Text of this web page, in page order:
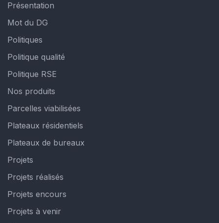
Présentation
Mot du DG
Politiques
Politique qualité
Politique RSE
Nos produits
Parcelles viabilisées
Plateaux résidentiels
Plateaux de bureaux
Projets
Projets réalisés
Projets encours
Projets à venir